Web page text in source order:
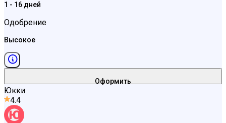
1 - 16 дней
Одобрение
Высокое
Оформить
Юкки
4.4